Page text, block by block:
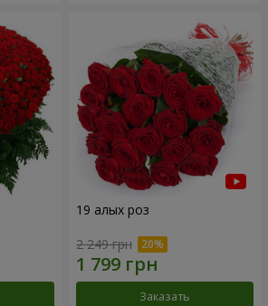
19 алых роз
2 249 грн
Заказать